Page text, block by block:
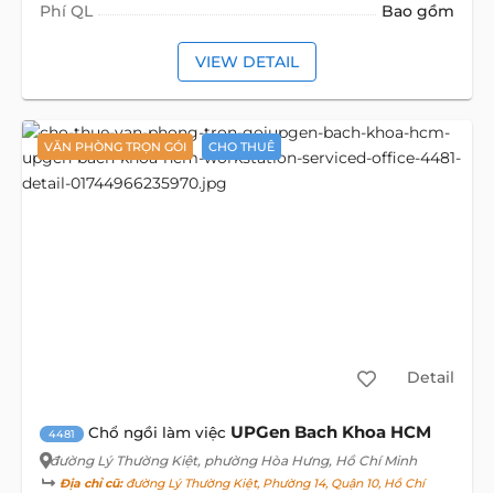
Phí QL Bao gồm
VIEW DETAIL
VĂN PHÒNG TRỌN GÓI CHO THUÊ
Detail
4481 Chổ ngồi làm việc UPGen Bach Khoa HCM
đường Lý Thường Kiệt, phường Hòa Hưng, Hồ Chí Minh
Địa chỉ cũ:đường Lý Thường Kiệt, Phường 14, Quận 10, Hồ Chí